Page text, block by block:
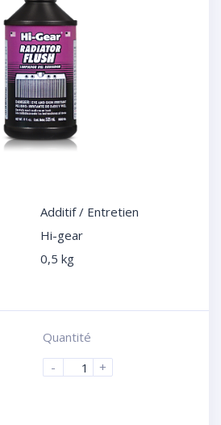
Additif / Entretien
Hi-gear
0,5 kg
Quantité
-
+